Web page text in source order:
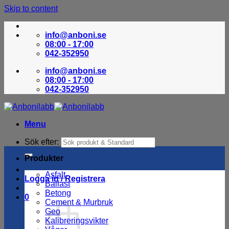
Skip to content
info@anboni.se
08:00 - 17:00
042-352950
info@anboni.se
08:00 - 17:00
042-352950
Menu
Sök efter:
Logga in / Registrera
0
Produkter
Asfalt
Ballast
Betong
Cement & Murbruk
Geo
Kalibreringsvikter